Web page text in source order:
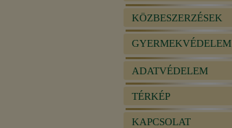
KÖZBESZERZÉSEK
GYERMEKVÉDELEM
ADATVÉDELEM
TÉRKÉP
KAPCSOLAT